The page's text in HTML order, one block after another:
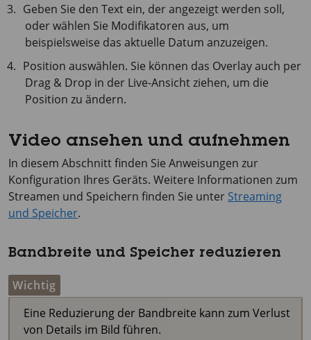
Geben Sie den Text ein, der angezeigt werden soll,
oder wählen Sie Modifikatoren aus, um
beispielsweise das aktuelle Datum anzuzeigen.
Position auswählen. Sie können das Overlay auch per
Drag & Drop in der Live-Ansicht ziehen, um die
Position zu ändern.
Video ansehen und aufnehmen
In diesem Abschnitt finden Sie Anweisungen zur
Konfiguration Ihres Geräts. Weitere Informationen zum
Streamen und Speichern finden Sie unter Streaming
und Speicher.
Bandbreite und Speicher reduzieren
Wichtig
Eine Reduzierung der Bandbreite kann zum Verlust
von Details im Bild führen.